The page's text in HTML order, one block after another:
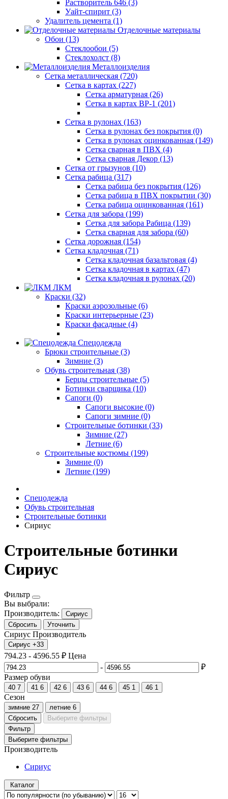
Растворитель 646 (3)
Уайт-спирит (3)
Удалитель цемента (1)
Отделочные материалы
Обои (13)
Стеклообои (5)
Стеклохолст (8)
Металлоизделия
Сетка металлическая (720)
Сетка в картах (227)
Сетка арматурная (26)
Сетка в картах ВР-1 (201)
Сетка в рулонах (163)
Сетка в рулонах без покрытия (0)
Сетка в рулонах оцинкованная (149)
Сетка сварная в ПВХ (4)
Сетка сварная Декор (13)
Сетка от грызунов (10)
Сетка рабица (317)
Сетка рабица без покрытия (126)
Сетка рабица в ПВХ покрытии (30)
Сетка рабица оцинкованная (161)
Сетка для забора (199)
Сетка для забора Рабица (139)
Сетка сварная для забора (60)
Сетка дорожная (154)
Сетка кладочная (71)
Сетка кладочная базальтовая (4)
Сетка кладочная в картах (47)
Сетка кладочная в рулонах (20)
ЛКМ
Краски (32)
Краски аэрозольные (6)
Краски интерьерные (23)
Краски фасадные (4)
Спецодежда
Брюки строительные (3)
Зимние (3)
Обувь строительная (38)
Берцы строительные (5)
Ботинки сварщика (10)
Сапоги (0)
Сапоги высокие (0)
Сапоги зимние (0)
Строительные ботинки (33)
Зимние (27)
Летние (6)
Строительные костюмы (199)
Зимние (0)
Летние (199)
Спецодежда
Обувь строительная
Строительные ботинки
Сириус
Строительные ботинки
Сириус
Фильтр
Вы выбрали:
Производитель:
Сириус
Сбросить
Уточнить
Сириус Производитель
Сириус +33
794.23 - 4596.55 ₽ Цена
-
₽
Размер обуви
40 7 41 6 42 6 43 6 44 6 45 1 46 1
Сезон
зимние 27 летние 6
Сбросить
Выберите фильтры
Фильтр
Выберите фильтры
Производитель
Сириус
Каталог